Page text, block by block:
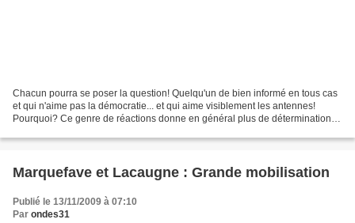
Chacun pourra se poser la question! Quelqu'un de bien informé en tous cas
et qui n'aime pas la démocratie... et qui aime visiblement les antennes!
Pourquoi? Ce genre de réactions donne en général plus de détermination et
Marquefave et Lacaugne : Grande mobilisation
Publié le 13/11/2009 à 07:10
Par ondes31